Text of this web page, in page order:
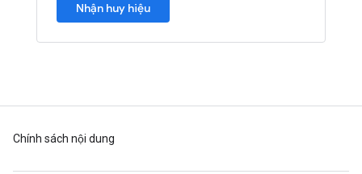
Nhận huy hiệu
Chính sách nội dung